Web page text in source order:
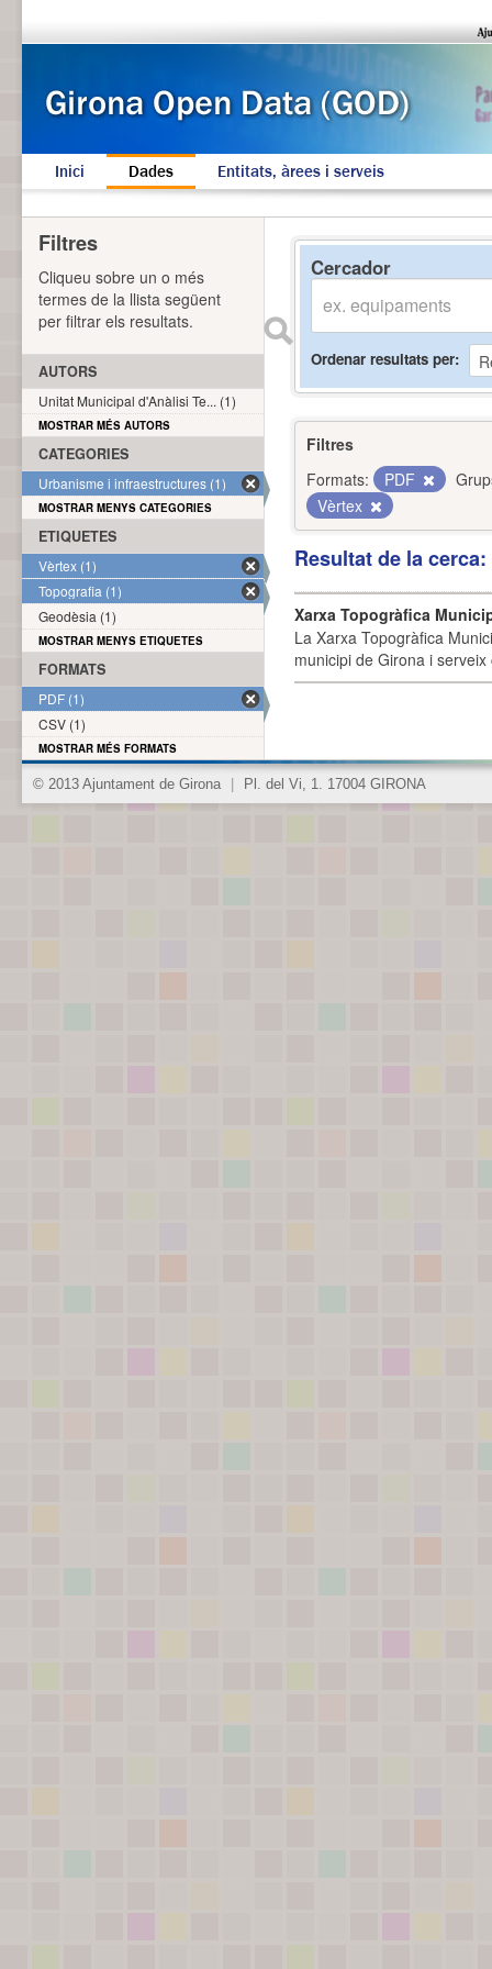
Inici Dades Entitats, àrees i serveis
Cercador
Ordenar resultats per
Filtres
Formats:
PDF
Vèrtex
Resultat de la
Xarxa Topogràfica
La Xarxa Topogràfica
municipi de Girona i
Filtres
Cliqueu sobre un o més
termes de la llista següent
per filtrar els resultats.
AUTORS
Unitat Municipal d'Anàlisi Te... (1)
MOSTRAR MÉS AUTORS
CATEGORIES
Urbanisme i infraestructures (1)
MOSTRAR MENYS CATEGORIES
ETIQUETES
Vèrtex (1)
Topografia (1)
Geodèsia (1)
MOSTRAR MENYS ETIQUETES
FORMATS
PDF (1)
CSV (1)
MOSTRAR MÉS FORMATS
© 2013 Ajuntament de Girona Pl. del Vi, 1. 17004 GIRONA